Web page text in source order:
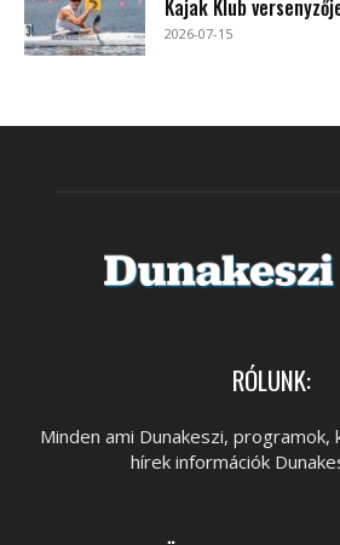
Kajak Klub
2026-07-15
RÓLUNK:
Minden ami Dunakeszi, programok,
hírek információk